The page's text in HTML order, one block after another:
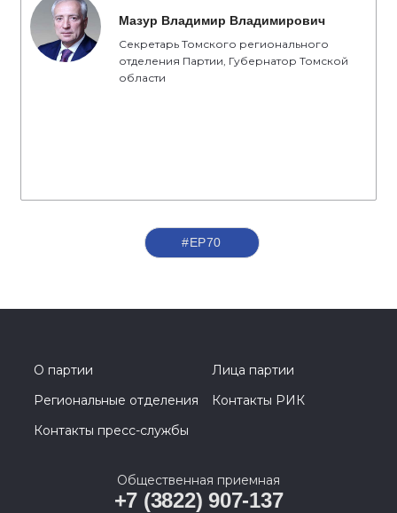
Мазур Владимир Владимирович
Секретарь Томского регионального
отделения Партии, Губернатор Томской
области
#ЕР70
О партии
Лица партии
Региональные отделения
Контакты РИК
Контакты пресс-службы
Общественная приемная
+7 (3822) 907-137